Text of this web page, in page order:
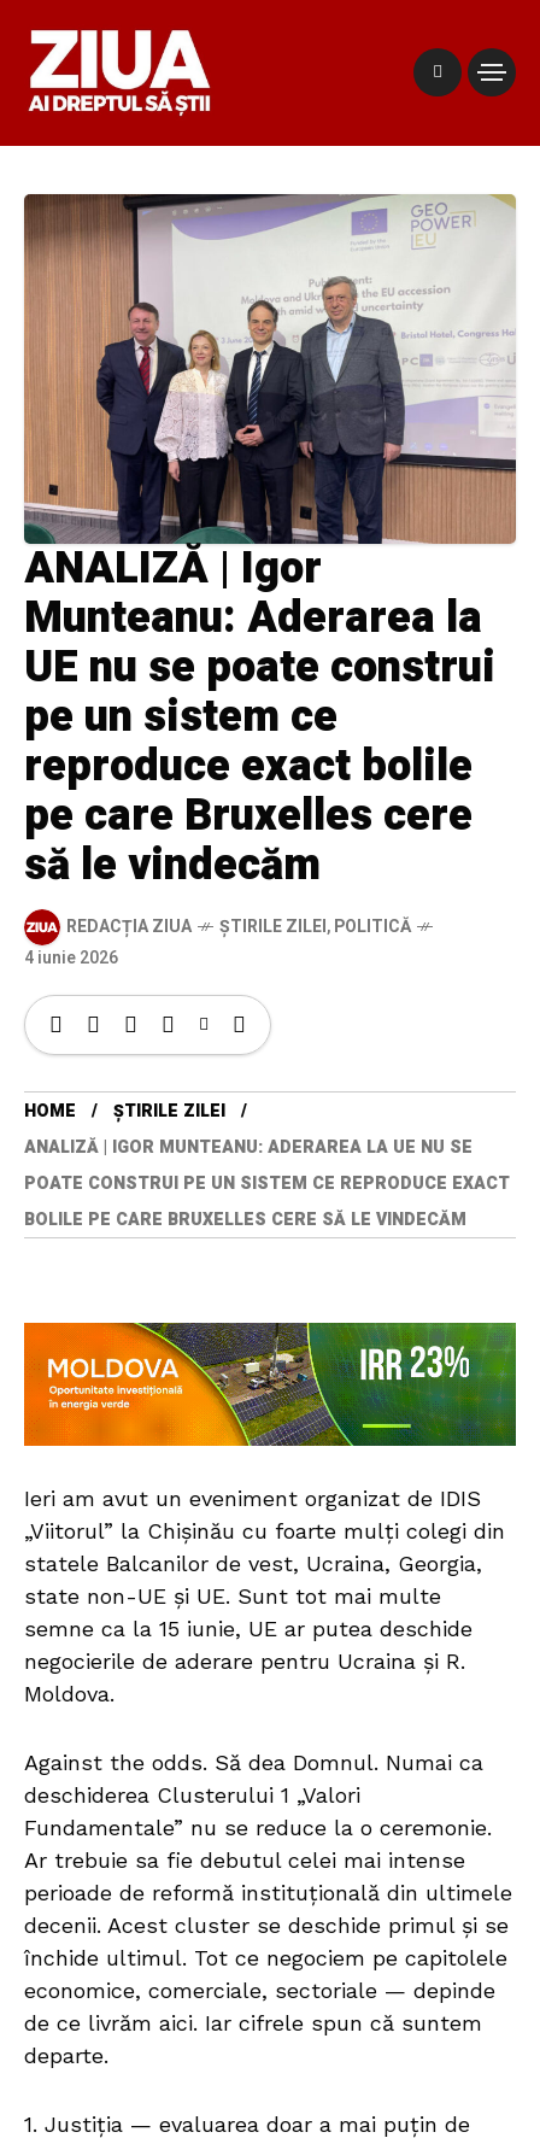
ANALIZĂ | Igor
Munteanu: Aderarea la
UE nu se poate construi
pe un sistem ce
reproduce exact bolile
pe care Bruxelles cere
să le vindecăm
REDACȚIA ZIUA ȘTIRILE ZILEI,POLITICĂ
4 iunie 2026
HOME
ȘTIRILE ZILEI
ANALIZĂ | IGOR MUNTEANU: ADERAREA LA UE NU SE
POATE CONSTRUI PE UN SISTEM CE REPRODUCE EXACT
BOLILE PE CARE BRUXELLES CERE SĂ LE VINDECĂM
Ieri am avut un eveniment organizat de IDIS
„Viitorul” la Chișinău cu foarte mulți colegi din
statele Balcanilor de vest, Ucraina, Georgia,
state non-UE și UE. Sunt tot mai multe
semne ca la 15 iunie, UE ar putea deschide
negocierile de aderare pentru Ucraina și R.
Moldova.
Against the odds. Să dea Domnul. Numai ca
deschiderea Clusterului 1 „Valori
Fundamentale” nu se reduce la o ceremonie.
Ar trebuie sa fie debutul celei mai intense
perioade de reformă instituțională din ultimele
decenii. Acest cluster se deschide primul și se
închide ultimul. Tot ce negociem pe capitolele
economice, comerciale, sectoriale — depinde
de ce livrăm aici. Iar cifrele spun că suntem
departe.
1. Justiția — evaluarea doar a mai puțin de